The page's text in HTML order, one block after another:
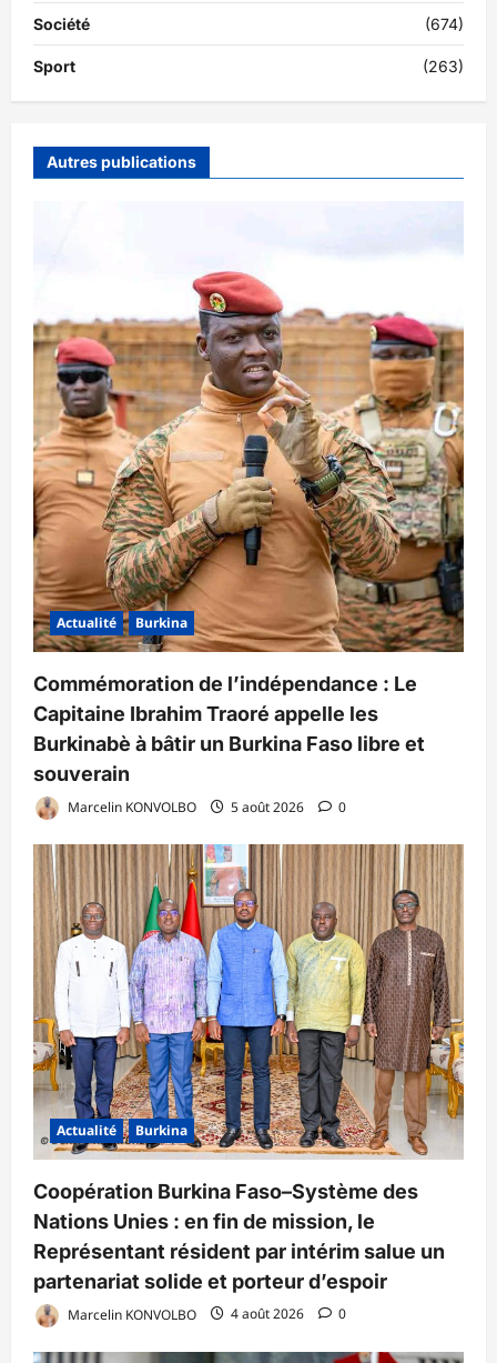
Société (674)
Sport (263)
Autres publications
Actualité Burkina
Commémoration de l’indépendance : Le
Capitaine Ibrahim Traoré appelle les
Burkinabè à bâtir un Burkina Faso libre et
souverain
Marcelin KONVOLBO 5 août 2026 0
Actualité Burkina
Coopération Burkina Faso–Système des
Nations Unies : en fin de mission, le
Représentant résident par intérim salue un
partenariat solide et porteur d’espoir
Marcelin KONVOLBO 4 août 2026 0